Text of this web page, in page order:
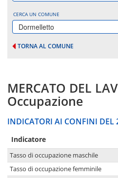
CERCA UN COMUNE
Dormelletto
TORNA AL COMUNE
MERCATO DEL
Occupazione
INDICATORI AI CONFINI DEL
Indicatore
Tasso di occupazione maschile
Tasso di occupazione femminile